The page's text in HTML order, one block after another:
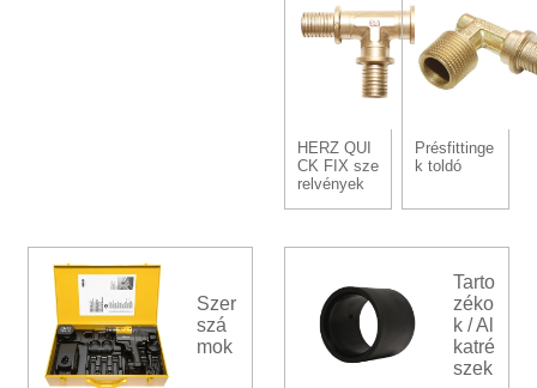
HERZ QUI
CK FIX sze
relvények
Présfittinge
k toldó
Szer
szá
mok
Tarto
zéko
k / Al
katré
szek